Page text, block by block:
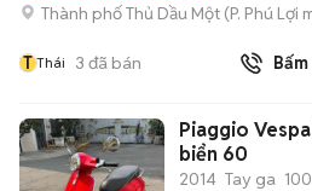
Thành phố Thủ Dầu Một (P. Phú Lợi
T Thái 3 đã bán
Piaggio
biển 60
2014 Tay ga